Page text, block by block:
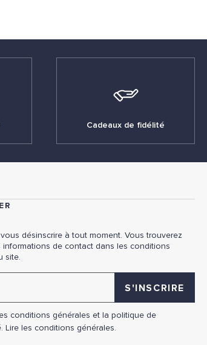
Cadeaux de fidélité
désinscrire à tout moment. Vous trouverez
de contact dans les conditions
site.
conditions générales et la politique de
Lire les conditions générales.